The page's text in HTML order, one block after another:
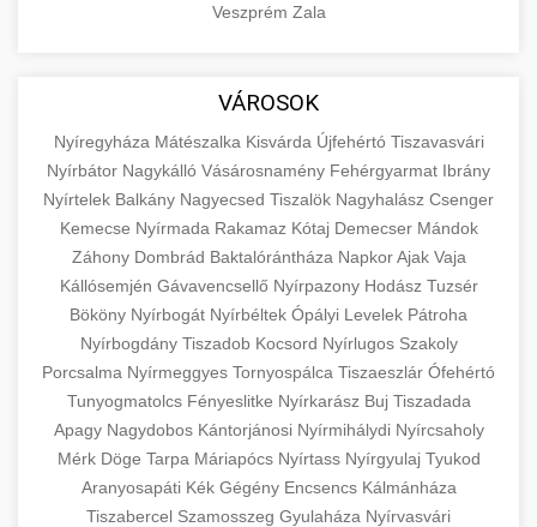
economics and business. Learn about product
types and service categories.
en.wikipedia.org economic concepts
💶 6. eus pénzek
🚀 8. seo ügynökség +
Expert search engine optimization services to
improve your website's visibility and organic
traffic. Technical SEO, content optimization,
and more.
onlinemarketing101.biz
search optimization experts
💎 9. mellplasztika +
Professional breast augmentation services
with experienced surgeons. Learn about
procedures, recovery, and consultation options
for cosmetic enhancement.
szeptest.com cosmetic breast surgery
✨ 10. hasplasztika +
Expert tummy tuck procedures to achieve a
flatter, more toned abdomen. Consultation
with certified plastic surgeons and
comprehensive aftercare.
👁️ szemhejplasztika +
Professional blepharoplasty procedures to
Veszprém Zala
VÁROSOK
Nyíregyháza Mátészalka Kisvárda Újfehértó Tiszavasvári
Nyírbátor Nagykálló Vásárosnamény Fehérgyarmat Ibrány
Nyírtelek Balkány Nagyecsed Tiszalök Nagyhalász Csenger
Kemecse Nyírmada Rakamaz Kótaj Demecser Mándok
Záhony Dombrád Baktalórántháza NapkorAjak Vaja
Kállósemjén Gávavencsellő Nyírpazony Hodász Tuzsér
Bököny Nyírbogát Nyírbéltek Ópályi Levelek Pátroha
Nyírbogdány Tiszadob Kocsord Nyírlugos Szakoly
Porcsalma Nyírmeggyes Tornyospálca Tiszaeszlár Ófehértó
Tunyogmatolcs Fényeslitke Nyírkarász Buj Tiszadada
Apagy Nagydobos Kántorjánosi Nyírmihálydi Nyírcsaholy
Mérk Döge Tarpa Máriapócs Nyírtass Nyírgyulaj Tyukod
Aranyosapáti Kék Gégény Encsencs Kálmánháza
Tiszabercel Szamosszeg Gyulaháza Nyírvasvári